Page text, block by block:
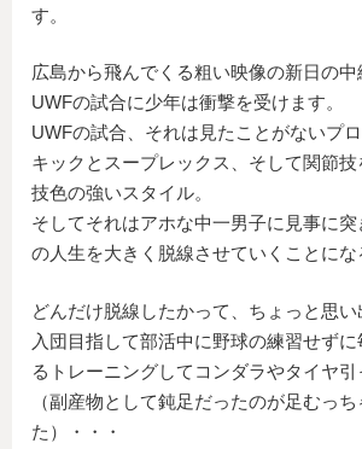
す。
広島から飛んでくる粗い映像の新日の中
UWFの試合に少年は衝撃を受けます。
UWFの試合、それは見たことがないプロ
キックとスープレックス、そして関節
技色の強いスタイル。
そしてそれはアホな中一男子に見事に
の人生を大きく脱線させていくことにな
どんだけ脱線したかって、ちょっと思
入団目指して部活中に野球の練習せず
るトレーニングしてコンダラやタイヤ引
（副産物として鈍足だったのが足むっ
た）・・・